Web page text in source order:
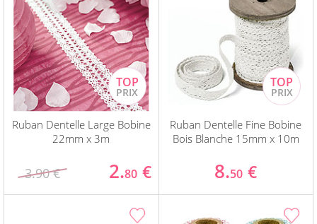
Ruban Dentelle Large Bobine
22mm x 3m
3.90 € 2.80 €
Ruban Dentelle Fine Bobine
Bois Blanche 15mm x 10m
8.50 €